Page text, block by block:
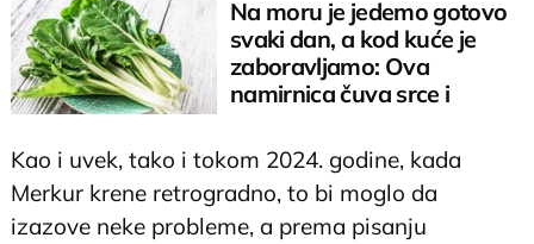
Na moru je jedemo gotovo
svaki dan, a kod kuće je
zaboravljamo: Ova
namirnica čuva srce i
Kao i uvek, tako i tokom 2024. godine, kada
Merkur krene retrogradno, to bi moglo da
izazove neke probleme, a prema pisanju